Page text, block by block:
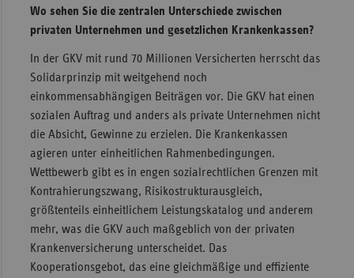
Wo sehen Sie die zentralen Unterschiede zwischen
privaten Unternehmen und gesetzlichen Krankenkassen?
In der GKV mit rund 70 Millionen Versicherten herrscht das
Solidarprinzip mit weitgehend noch
einkommensabhängigen Beiträgen vor. Die GKV hat einen
sozialen Auftrag und anders als private Unternehmen nicht
die Absicht, Gewinne zu erzielen. Die Krankenkassen
agieren unter einheitlichen Rahmenbedingungen.
Wettbewerb gibt es in engen sozialrechtlichen Grenzen mit
Kontrahierungszwang, Risikostrukturausgleich,
größtenteils einheitlichem Leistungskatalog und anderem
mehr, was die GKV auch maßgeblich von der privaten
Krankenversicherung unterscheidet. Das
Kooperationsgebot, das eine gleichmäßige und effiziente